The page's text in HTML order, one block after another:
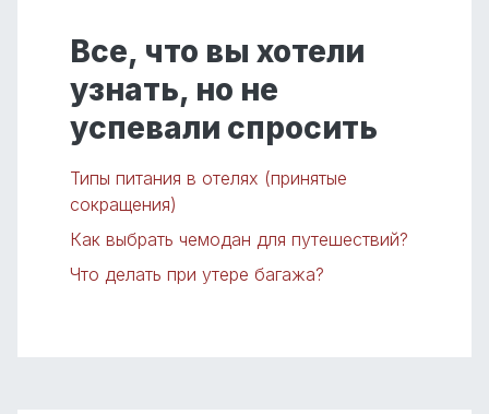
Все, что вы хотели
узнать, но не
успевали спросить
Типы питания в отелях (принятые
сокращения)
Как выбрать чемодан для путешествий?
Что делать при утере багажа?